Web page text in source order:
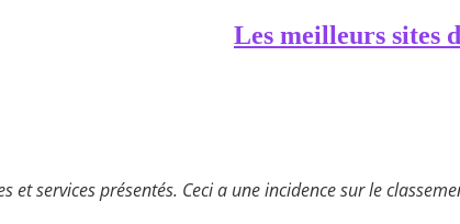
Les meilleurs sites
services présentés. Ceci a une incidence sur le